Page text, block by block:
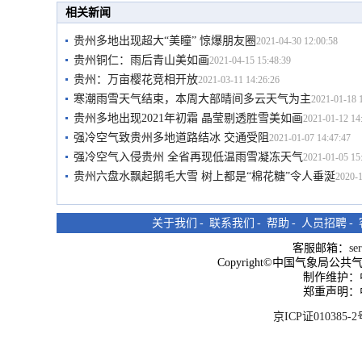
相关新闻
贵州多地出现超大“美瞳” 惊爆朋友圈2021-04-30 12:00:58
贵州铜仁：雨后青山美如画2021-04-15 15:48:39
贵州：万亩樱花竞相开放2021-03-11 14:26:26
寒潮雨雪天气结束，本周大部晴间多云天气为主2021-01-18
贵州多地出现2021年初霜 晶莹剔透胜雪美如画2021-01-12
强冷空气致贵州多地道路结冰 交通受阻2021-01-07 14:47:47
强冷空气入侵贵州 全省再现低温雨雪凝冻天气2021-01-05
贵州六盘水飘起鹅毛大雪 树上都是“棉花糖”令人垂涎2020-
关于我们 - 联系我们 - 帮助 - 人员招聘 -
客服邮箱：
Copyright©中国气象局公共
制作维护
郑重声明
京ICP证010385-2